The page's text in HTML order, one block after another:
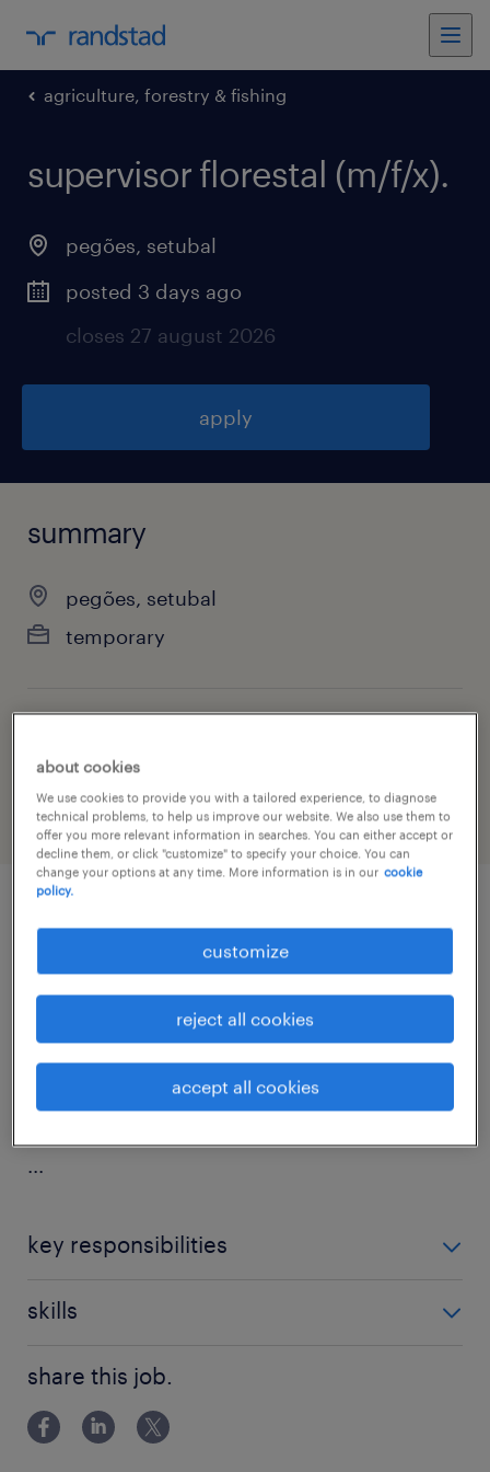
agriculture, forestry & fishing
supervisor florestal (m/f/x).
pegões, setubal
posted 3 days ago
closes 27 august 2026
apply
summary
pegões, setubal
temporary
agriculture, forestry & fishing
job details
A Randstad Recursos Humanos está a
recrutar para empresa sua cliente, um
Supervisor Florestal (M/F), para um projeto
com continuidade
...
key responsibilities
Orientar/supervisionar tecnicamente as
produtivos, estabelecendo as intervenções a
skills
Habilitações académicas mínimas de 12º ano ou
equivalente, preferencialmente
bacharelato/licenciatura em Engenharia
share this job.
about cookies
We use cookies to provide you with a tailored experience, to diagnose
technical problems, to help us improve our website. We also use them to
offer you more relevant information in searches. You can either accept or
decline them, or click "customize" to specify your choice. You can
change your options at any time. More information is in our cookie
policy.
customize
reject all cookies
accept all cookies